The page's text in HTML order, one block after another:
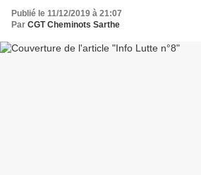
Publié le 11/12/2019 à 21:07
Par CGT Cheminots Sarthe